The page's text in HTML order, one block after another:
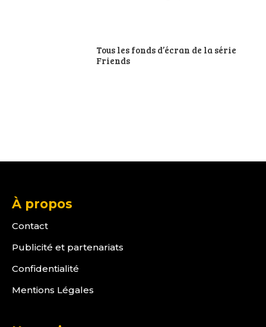
Tous les fonds d’écran de la série
Friends
À propos
Contact
Publicité et partenariats
Confidentialité
Mentions Légales